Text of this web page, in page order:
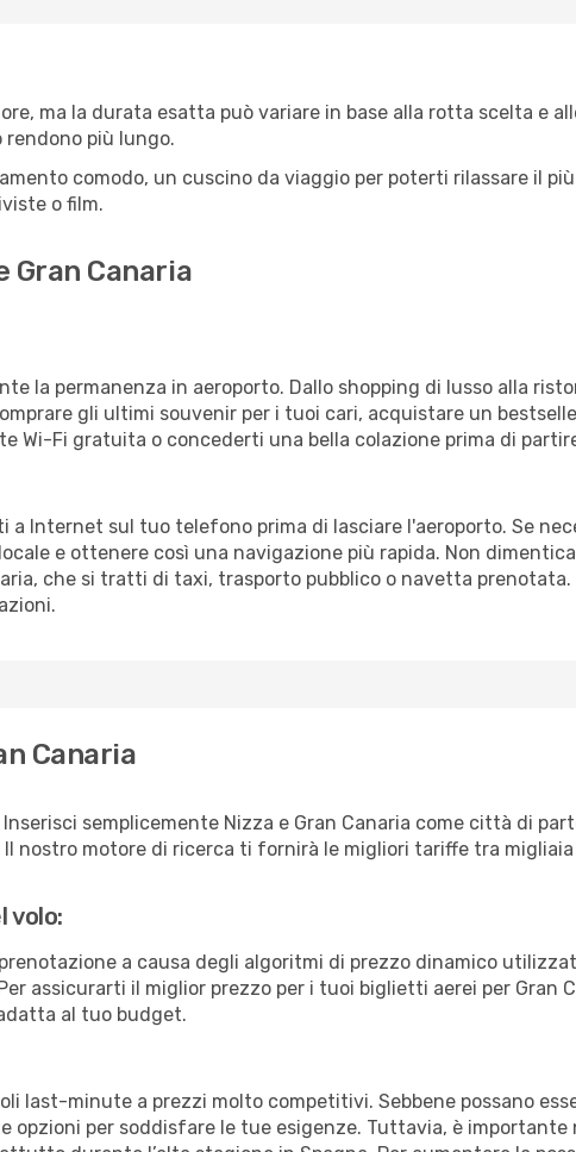
ma la durata esatta può variare in base alla rotta scelta e
più lungo.
comodo, un cuscino da viaggio per poterti rilassare il
o film.
Gran Canaria
la permanenza in aeroporto. Dallo shopping di lusso alla
gli ultimi souvenir per i tuoi cari, acquistare un
Wi-Fi gratuita o concederti una bella colazione prima di
Internet sul tuo telefono prima di lasciare l'aeroporto. Se
e ottenere così una navigazione più rapida. Non
che si tratti di taxi, trasporto pubblico o navetta
Canaria
semplicemente Nizza e Gran Canaria come città di
nostro motore di ricerca ti fornirà le migliori tariffe tra
volo:
a causa degli algoritmi di prezzo dinamico
assicurarti il miglior prezzo per i tuoi biglietti aerei per Gran
al tuo budget.
last-minute a prezzi molto competitivi. Sebbene possano
per soddisfare le tue esigenze. Tuttavia, è importante